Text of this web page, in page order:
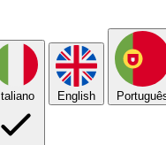
Italiano English